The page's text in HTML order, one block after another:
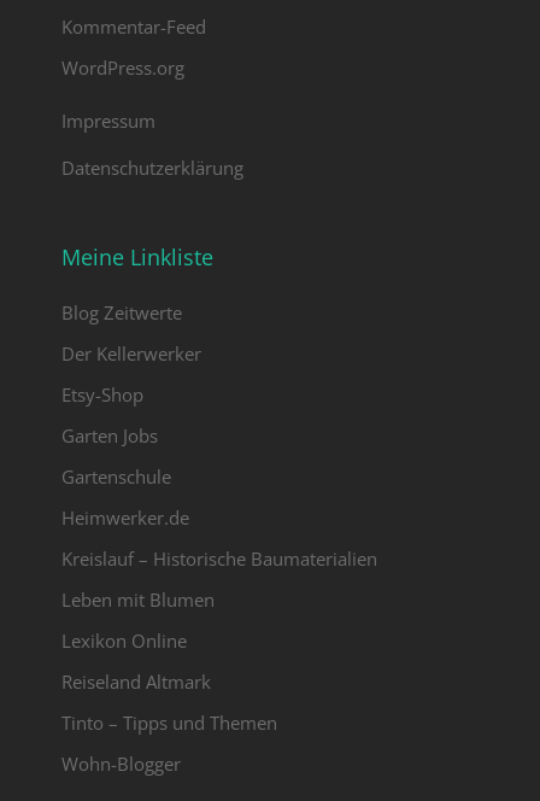
auf dem Land lebe. Ich liebe dies
Kommentar-Feed
WordPress.org
Impressum
Datenschutzerklärung
Meine Linkliste
Blog Zeitwerte
Der Kellerwerker
Etsy-Shop
Garten Jobs
Gartenschule
Heimwerker.de
Kreislauf – Historische Baumaterialien
Leben mit Blumen
Lexikon Online
Reiseland Altmark
Tinto – Tipps und Themen
Wohn-Blogger